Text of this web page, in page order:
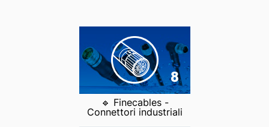
🔹 Finecables -
Connettori industriali